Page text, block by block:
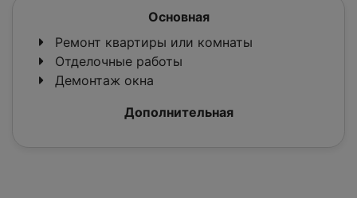
Основная
Ремонт квартиры или комнаты
Отделочные работы
Демонтаж окна
Дополнительная